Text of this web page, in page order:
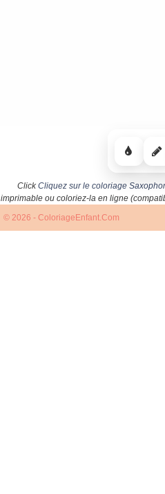
ClickCliquez sur le coloriage
imprimable ou coloriez-la en ligne
© 2026 - ColoriageEnfant.Com